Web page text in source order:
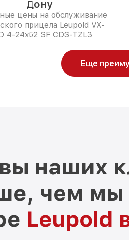
Дону
цены на обслуживание
прицела Leupold VX-
4-24x52 SF CDS-TZL3
Еще
наших
чем мы
Leupold